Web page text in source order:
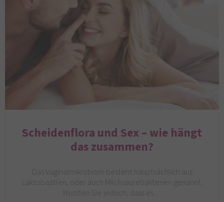
Scheidenflora und Sex – wie hängt
das zusammen?
Das Vaginalmikrobiom besteht hauptsächlich aus
Laktobazillen, oder auch Milchsäurebakterien genannt.
Wussten Sie jedoch, dass es…